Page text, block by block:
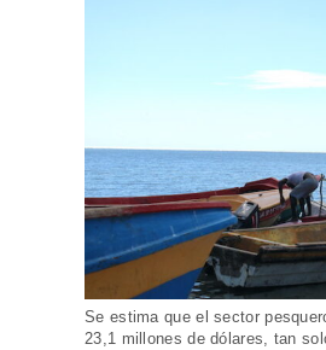
Se estima que el sector
23,1 millones de dólares, tan